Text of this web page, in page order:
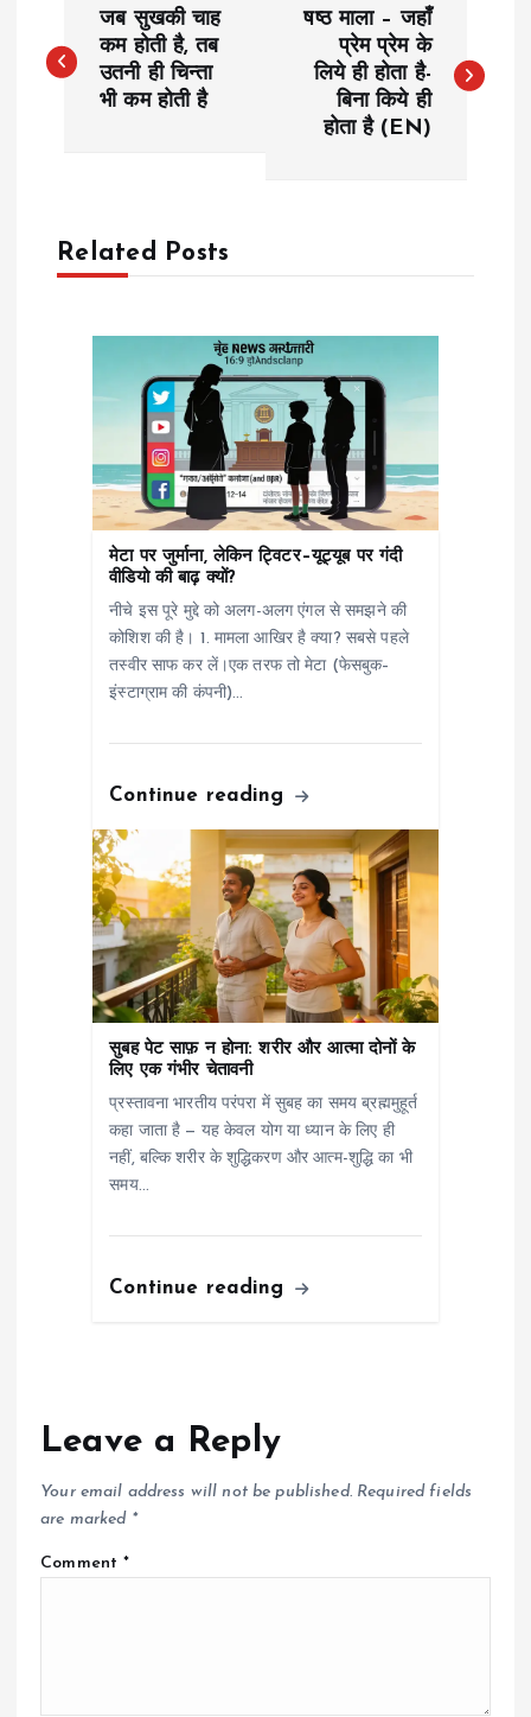
o
n
a
जब सुखकी चाह
कम होती है, तब
उतनी ही चिन्ता
भी कम होती है
षष्ठ माला – जहाँ
प्रेम प्रेम के
लिये ही होता है-
बिना किये ही
होता है (EN)
Related Posts
मेटा पर जुर्माना, लेकिन ट्विटर–यूट्यूब पर गंदी
वीडियो की बाढ़ क्यों?
नीचे इस पूरे मुद्दे को अलग-अलग एंगल से समझने की
कोशिश की है। 1. मामला आखिर है क्या? सबसे पहले
तस्वीर साफ कर लें।एक तरफ तो मेटा (फेसबुक–
इंस्टाग्राम की कंपनी)…
Continue reading
सुबह पेट साफ़ न होना: शरीर और आत्मा दोनों के
लिए एक गंभीर चेतावनी
प्रस्तावना भारतीय परंपरा में सुबह का समय ब्रह्ममुहूर्त
कहा जाता है — यह केवल योग या ध्यान के लिए ही
नहीं, बल्कि शरीर के शुद्धिकरण और आत्म-शुद्धि का भी
समय…
Continue reading
Leave a Reply
Your email address will not be published. Required fields
are marked *
Comment*